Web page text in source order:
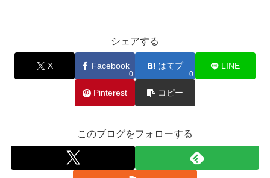
シェアする
X Facebook
0
はてブ
0
LINE
Pinterest コピー
このブログをフォローする